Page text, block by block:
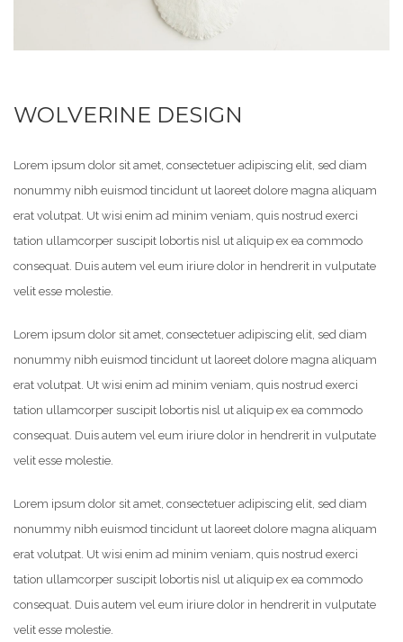
WOLVERINE DESIGN
Lorem ipsum dolor sit amet, consectetuer adipiscing elit, sed diam
nonummy nibh euismod tincidunt ut laoreet dolore magna aliquam
erat volutpat. Ut wisi enim ad minim veniam, quis nostrud exerci
tation ullamcorper suscipit lobortis nisl ut aliquip ex ea commodo
consequat. Duis autem vel eum iriure dolor in hendrerit in vulputate
velit esse molestie.
Lorem ipsum dolor sit amet, consectetuer adipiscing elit, sed diam
nonummy nibh euismod tincidunt ut laoreet dolore magna aliquam
erat volutpat. Ut wisi enim ad minim veniam, quis nostrud exerci
tation ullamcorper suscipit lobortis nisl ut aliquip ex ea commodo
consequat. Duis autem vel eum iriure dolor in hendrerit in vulputate
velit esse molestie.
Lorem ipsum dolor sit amet, consectetuer adipiscing elit, sed diam
nonummy nibh euismod tincidunt ut laoreet dolore magna aliquam
erat volutpat. Ut wisi enim ad minim veniam, quis nostrud exerci
tation ullamcorper suscipit lobortis nisl ut aliquip ex ea commodo
consequat. Duis autem vel eum iriure dolor in hendrerit in vulputate
velit esse molestie.